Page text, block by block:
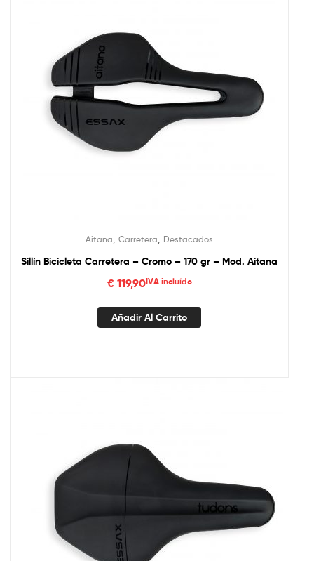
Aitana Carretera Destacados
Sillín Bicicleta Carretera – Cromo – 170 gr – Mod. Aitana
€119,90IVA incluído
Añadir Al Carrito